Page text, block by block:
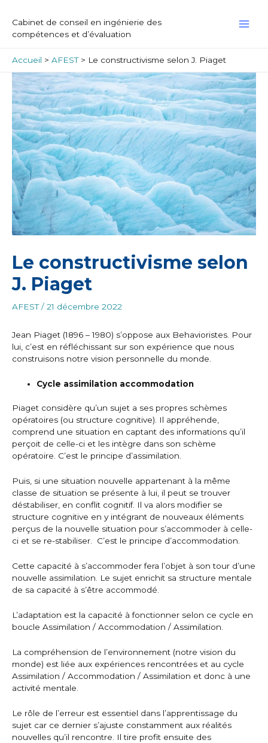
Cabinet de conseil en ingénierie des
compétences et d’évaluation
Accueil AFEST Le constructivisme selon J. Piaget
Le constructivisme selon
J. Piaget
AFEST/ 21 décembre 2022
Jean Piaget (1896 – 1980) s’oppose aux Behavioristes. Pour
lui, c’est en réfléchissant sur son expérience que nous
construisons notre vision personnelle du monde.
Cycle assimilation accommodation
Piaget considère qu’un sujet a ses propres schèmes
opératoires (ou structure cognitive). Il appréhende,
comprend une situation en captant des informations qu’il
perçoit de celle-ci et les intègre dans son schème
opératoire. C’est le principe d’assimilation.
Puis, si une situation nouvelle appartenant à la même
classe de situation se présente à lui, il peut se trouver
déstabiliser, en conflit cognitif. Il va alors modifier se
structure cognitive en y intégrant de nouveaux éléments
perçus de la nouvelle situation pour s’accommoder à celle-
ci et se re-stabiliser. C’est le principe d’accommodation.
Cette capacité à s’accommoder fera l’objet à son tour d’une
nouvelle assimilation. Le sujet enrichit sa structure mentale
de sa capacité à s’être accommodé.
L’adaptation est la capacité à fonctionner selon ce cycle en
boucle Assimilation / Accommodation / Assimilation.
La compréhension de l’environnement (notre vision du
monde) est liée aux expériences rencontrées et au cycle
Assimilation / Accommodation / Assimilation et donc à une
activité mentale.
Le rôle de l’erreur est essentiel dans l’apprentissage du
sujet car ce dernier s’ajuste constamment aux réalités
nouvelles qu’il rencontre. Il tire profit ensuite des
Navigation
de
l’article